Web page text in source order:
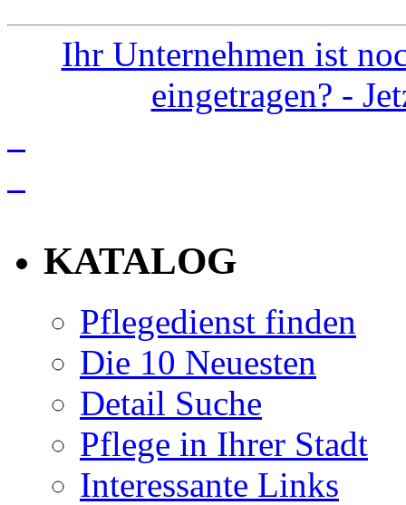
Ihr Unternehmen ist
eingetragen? -
KATALOG
Pflegedienst finden
Die 10 Neuesten
Detail Suche
Pflege in Ihrer Stadt
Interessante Links